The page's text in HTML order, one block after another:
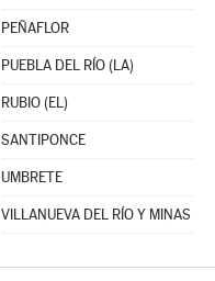
PEÑAFLOR
PUEBLA DEL RÍO (LA)
RUBIO (EL)
SANTIPONCE
UMBRETE
VILLANUEVA DEL RÍO Y MINAS